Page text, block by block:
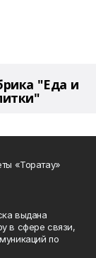
"Еда и
«Торатау»
выдана
в сфере связи,
по